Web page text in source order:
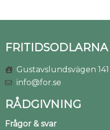
FRITIDSODLARNA
Gustavslundsvägen
info@for.se
RÅDGIVNING
Frågor & svar